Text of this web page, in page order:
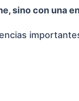
sino con una